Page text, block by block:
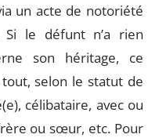
un acte de notoriété
Si le défunt n’a rien
son héritage, ce
tout, selon le statut de
célibataire, avec ou
ou sœur, etc. Pour